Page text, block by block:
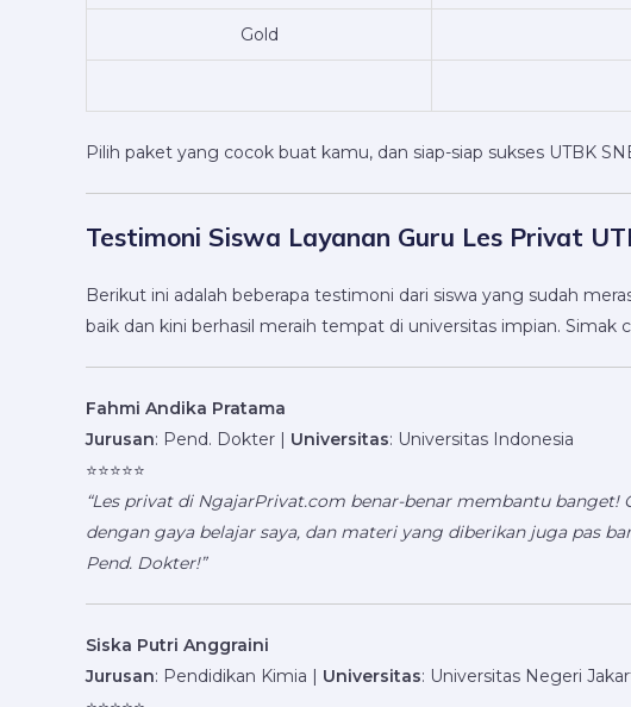
Gold
Pilih paket yang cocok buat kamu, dan siap-siap sukses UTBK
Testimoni Siswa Layanan Guru Les Privat
Berikut ini adalah beberapa testimoni dari siswa yang sudah
baik dan kini berhasil meraih tempat di universitas impian. Simak
Fahmi Andika Pratama
Jurusan: Pend. Dokter | Universitas: Universitas Indonesia
⭐️⭐️⭐️⭐️⭐️
“Les privat di NgajarPrivat.com benar-benar membantu
dengan gaya belajar saya, dan materi yang diberikan juga pas
Pend. Dokter!”
Siska Putri Anggraini
Jurusan: Pendidikan Kimia | Universitas: Universitas Negeri